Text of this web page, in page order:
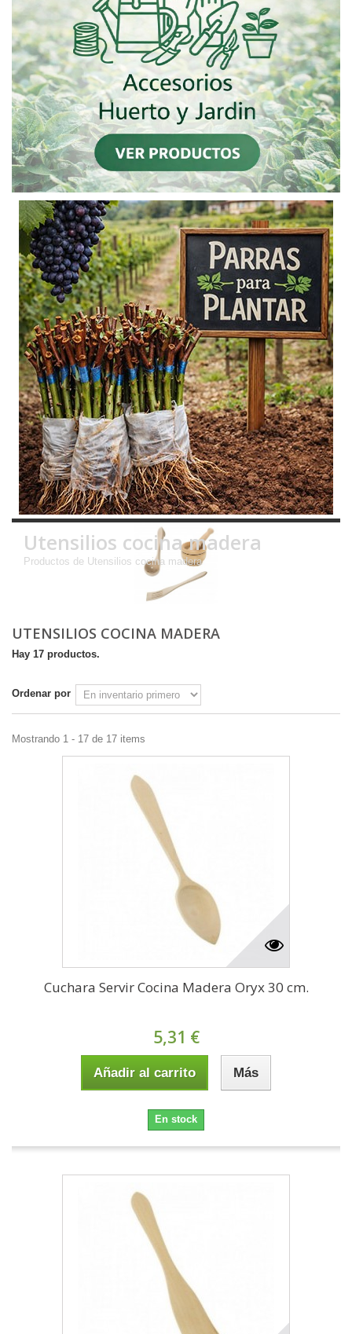
Utensilios cocina madera
Productos de Utensilios cocina madera
UTENSILIOS COCINA MADERA
Hay 17 productos.
Ordenar por
Mostrando 1 - 17 de 17 items
Cuchara Servir Cocina Madera Oryx 30 cm.
5,31 €
Añadir al carrito Más
En stock